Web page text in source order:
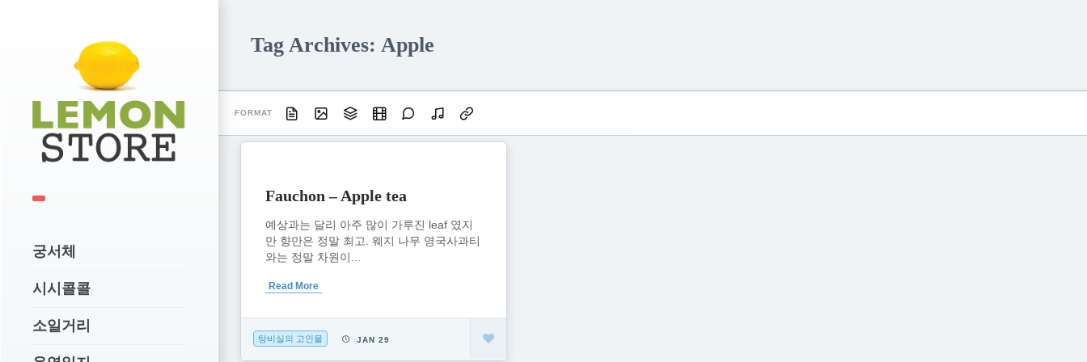
궁서체
시시콜콜
소일거리
Tag Archives: Apple
FORMAT
Fauchon – Apple tea
예상과는 달리 아주 많이 가루진 leaf 였지
만 향만은 정말 최고. 웨지 나무 영국사과티
와는 정말 차원이...
Read More
탕비실의 고인물 JAN 29